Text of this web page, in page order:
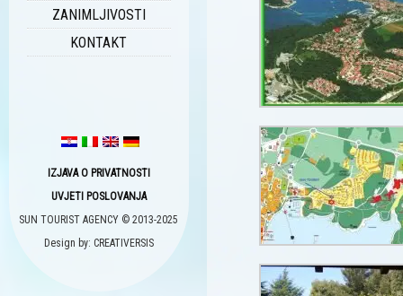
ZANIMLJIVOSTI
KONTAKT
IZJAVA O PRIVATNOSTI
UVJETI POSLOVANJA
SUN TOURIST AGENCY © 2013-2025
Design by: CREATIVERSIS